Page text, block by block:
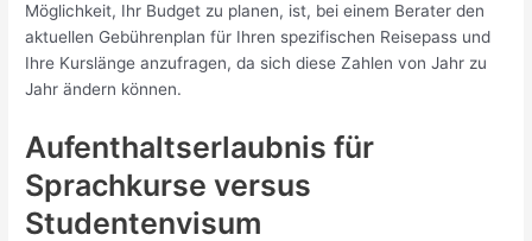
Möglichkeit, Ihr Budget zu planen, ist, bei einem Berater den
aktuellen Gebührenplan für Ihren spezifischen Reisepass und
Ihre Kurslänge anzufragen, da sich diese Zahlen von Jahr zu
Jahr ändern können.
Aufenthaltserlaubnis für
Sprachkurse versus
Studentenvisum